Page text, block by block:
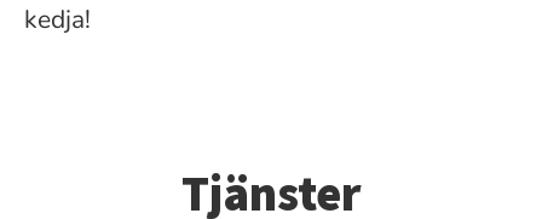
kedja!
Tjänster